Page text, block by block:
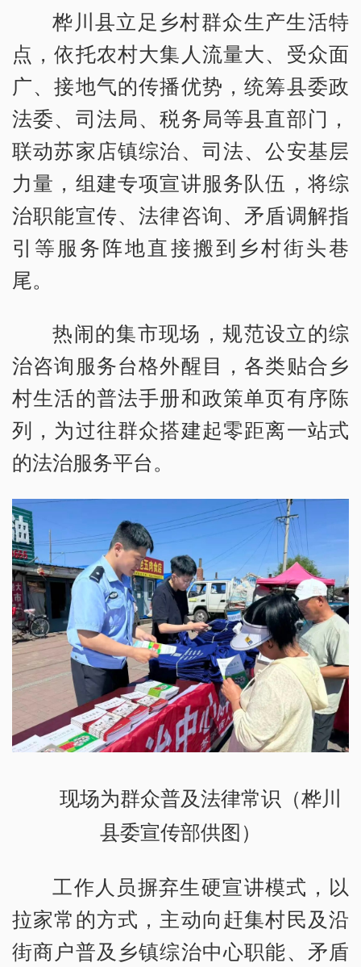
桦川县立足乡村群众生产生活特
点，依托农村大集人流量大、受众面
广、接地气的传播优势，统筹县委政
法委、司法局、税务局等县直部门，
联动苏家店镇综治、司法、公安基层
力量，组建专项宣讲服务队伍，将综
治职能宣传、法律咨询、矛盾调解指
引等服务阵地直接搬到乡村街头巷
尾。
热闹的集市现场，规范设立的综
治咨询服务台格外醒目，各类贴合乡
村生活的普法手册和政策单页有序陈
列，为过往群众搭建起零距离一站式
的法治服务平台。
现场为群众普及法律常识（桦川
县委宣传部供图）
工作人员摒弃生硬宣讲模式，以
拉家常的方式，主动向赶集村民及沿
街商户普及乡镇综治中心职能、矛盾